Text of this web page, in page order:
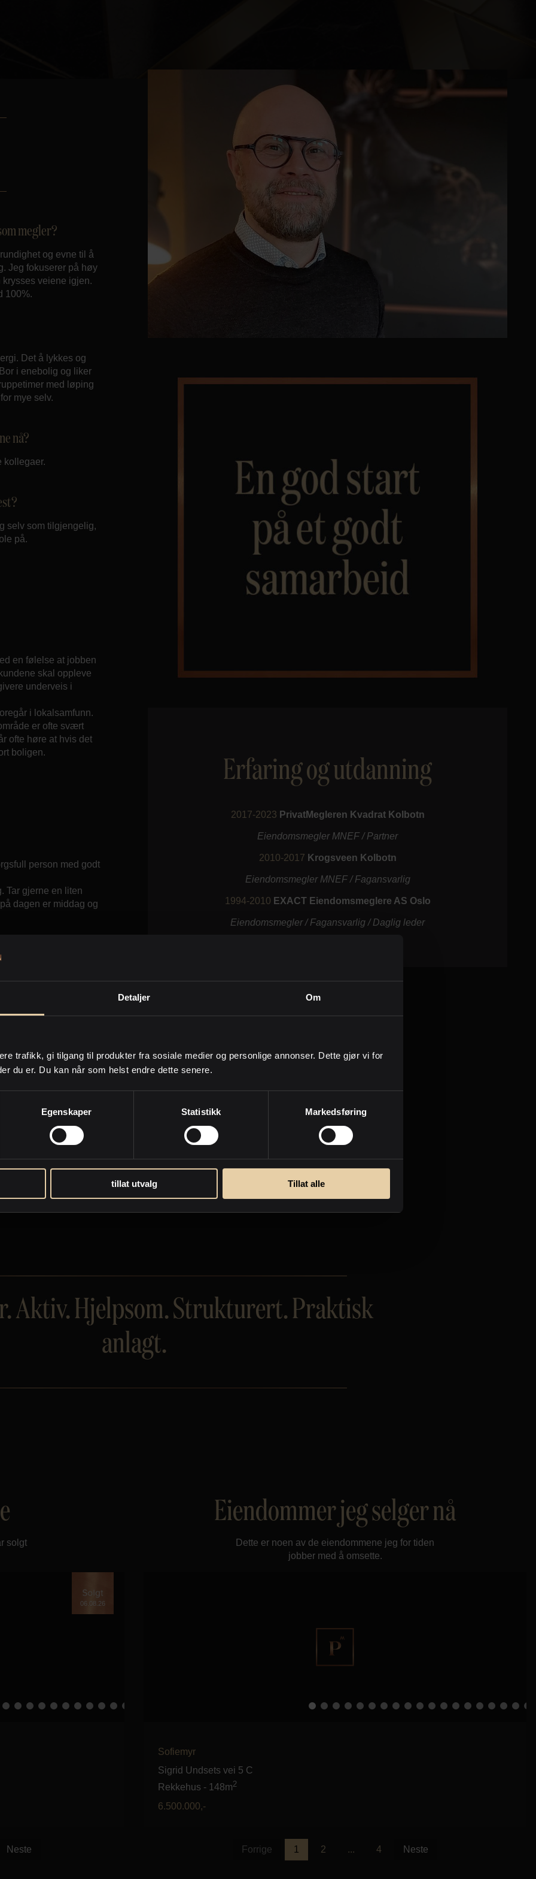
Detaljer Om
trafikk, gi tilgang til produkter fra sosiale medier og personlige annonser. Dette gjør vi for
du er. Du kan når som helst endre dette senere.
Egenskaper Statistikk Markedsføring
tillat utvalg Tillat alle
Styling og klargjøring
Erfaring og utdanning
2017-2023 PrivatMegleren Kvadrat Kolbotn
Eiendomsmegler MNEF / Partner
2010-2017 Krogsveen Kolbotn
Eiendomsmegler MNEF / Fagansvarlig
1994-2010 EXACT Eiendomsmeglere AS Oslo
Eiendomsmegler / Fagansvarlig / Daglig leder
megler?
og evne til å
Jeg fokuserer på høy
veiene igjen.
100%.
Det å lykkes og
i enebolig og liker
med løping
mye selv.
nå?
kollegaer.
selv som tilgjengelig,
på.
en følelse at jobben
skal oppleve
underveis i
i lokalsamfunn.
er ofte svært
ofte høre at hvis det
boligen.
person med godt
Tar gjerne en liten
dagen er middag og
sjarm.
Aktiv. Hjelpsom. Strukturert. Praktisk
anlagt.
solgt
06.08.26
Neste
Eiendommer jeg selger nå
Dette er noen av de eiendommene jeg for tiden
jobber med å omsette.
Sofiemyr
Sigrid Undsets vei 5 C
Rekkehus - 148m2
6.500.000,-
Forrige 1 2 ... 4 Neste